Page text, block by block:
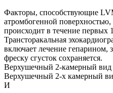
Факторы, способствующие
атромбогенной
происходит в течение
Трансторакальная
включает лечение гепарином,
фреску сгусток сохраняется.
Верхушечный 2-камерный
Верхушечный 2-х камерный
И